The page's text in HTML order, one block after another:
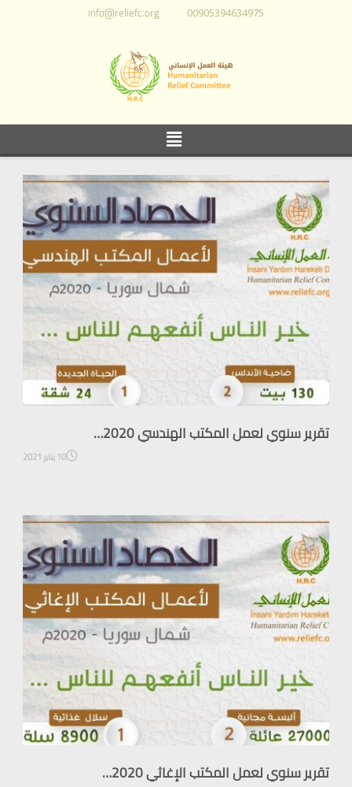
00905394634975
info@reliefc.org
تقرير سنوي لعمل المكتب الهندسي 2020…
10 يناير 2021
تقرير سنوي لعمل المكتب الإغاثي 2020…